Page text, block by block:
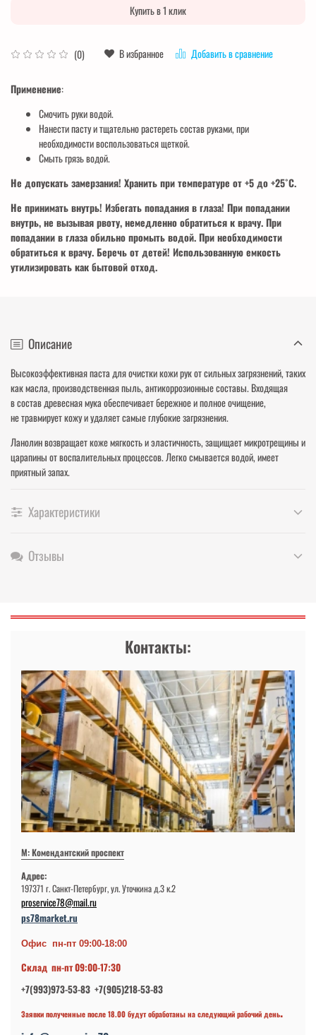
(0) В избранное Добавить в сравнение
Купить в 1 клик
Применение:
Смочить руки водой.
Нанести пасту и тщательно растереть состав руками, при
необходимости воспользоваться щеткой.
Смыть грязь водой.
Не допускать замерзания! Хранить при температуре от +5 до +25˚С.
Не принимать внутрь! Избегать попадания в глаза! При попадании
внутрь, не вызывая рвоту, немедленно обратиться к врачу. При
попадании в глаза обильно промыть водой. При необходимости
обратиться к врачу. Беречь от детей! Использованную емкость
утилизировать как бытовой отход.
Описание
Высокоэффективная паста для очистки кожи рук от сильных загрязнений, таких
как масла, производственная пыль, антикоррозионные составы. Входящая
в состав древесная мука обеспечивает бережное и полное очищение,
не травмирует кожу и удаляет самые глубокие загрязнения.
Ланолин возвращает коже мягкость и эластичность, защищает микротрещины и
царапины от воспалительных процессов. Легко смывается водой, имеет
приятный запах.
Характеристики
Отзывы
Контакты:
М: Комендантский проспект
Адрес:
197371 г. Санкт-Петербург, ул. Уточкина д.3 к.2
proservice78@mail.ru
ps78market.ru
Офис пн-пт 09:00-18:00
Склад пн-пт 09:00-17:30
+7(993)973-53-83 +7(905)218-53-83
Заявки полученные после 18.00 будут обработаны на следующий рабочий день.